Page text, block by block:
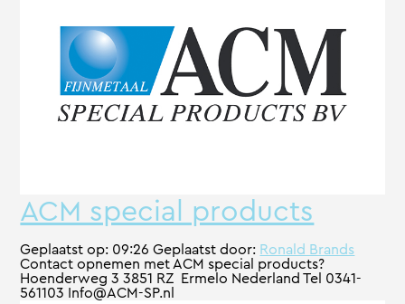
ACM special products
Geplaatst op: 09:26Geplaatst door: Ronald Brands
Contact opnemen met ACM special products?
Hoenderweg 3 3851 RZ Ermelo Nederland Tel 0341-
561103 Info@ACM-SP.nl